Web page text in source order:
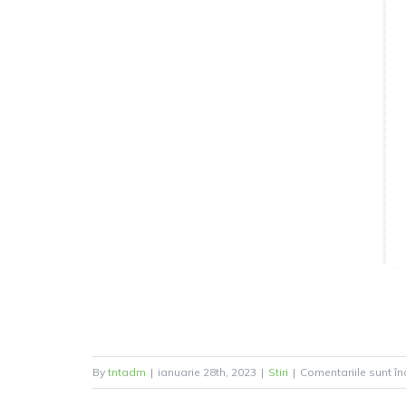
By tntadm | ianuarie 28th, 2023 | Stiri | Comentariile sunt